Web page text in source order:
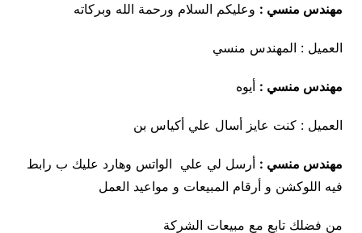
مهندس منسي : وعليكم السلام ورحمة الله وبركاته
العميل : المهندس منسي
مهندس منسي : أيوه
العميل : كنت عايز أسال علي أكياس بن
مهندس منسي : أرسل لي علي الواتس وهارد عليك ب رابط
فيه اللوكشن و أرقام المبيعات و مواعيد العمل
من فضلك تابع مع مبيعات الشركة